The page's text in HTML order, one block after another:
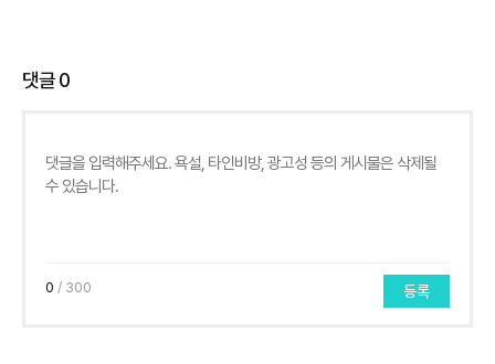
댓글0
0 / 300 등록